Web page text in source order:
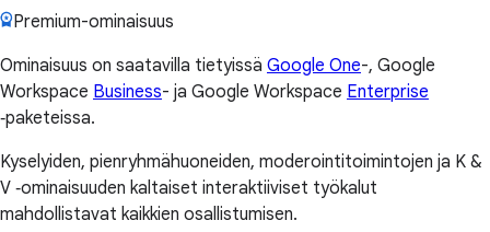
Premium-ominaisuus
Ominaisuus on saatavilla tietyissä Google One-, Google
Workspace Business- ja Google Workspace Enterprise
‑paketeissa.
Kyselyiden, pienryhmähuoneiden, moderointitoimintojen ja K &
V ‑ominaisuuden kaltaiset interaktiiviset työkalut
mahdollistavat kaikkien osallistumisen.